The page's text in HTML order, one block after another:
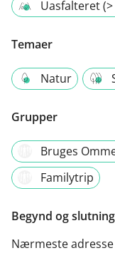
Uasfalteret (>
Temaer
Natur
Grupper
Bruges
Familytrip
Begynd og
Nærmeste